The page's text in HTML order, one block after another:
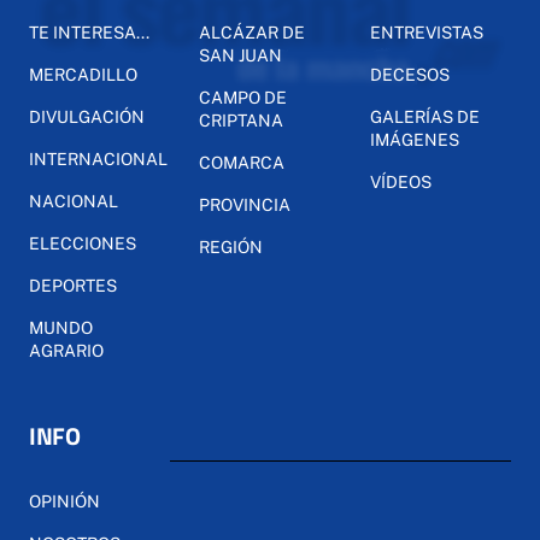
TE INTERESA...
MERCADILLO
DIVULGACIÓN
INTERNACIONAL
NACIONAL
ELECCIONES
DEPORTES
MUNDO
AGRARIO
ALCÁZAR DE
SAN JUAN
CAMPO DE
CRIPTANA
COMARCA
PROVINCIA
REGIÓN
ENTREVISTAS
DECESOS
GALERÍAS DE
IMÁGENES
VÍDEOS
INFO
OPINIÓN